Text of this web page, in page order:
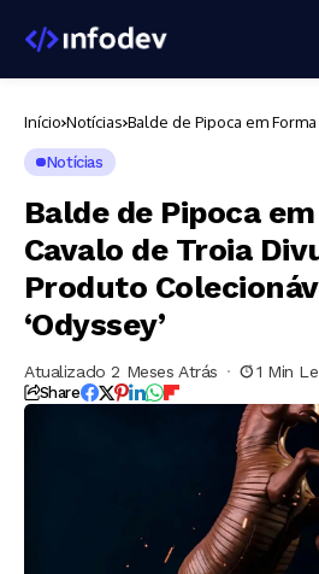
Início Notícias Balde de Pipoca em
Notícias
Balde de Pipoca
Cavalo de Troia
Produto
‘Odyssey’
Atualizado 2 Meses Atrás 1 Min
Share